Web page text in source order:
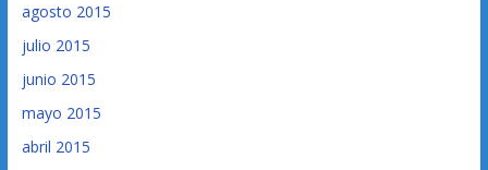
agosto 2015
julio 2015
junio 2015
mayo 2015
abril 2015